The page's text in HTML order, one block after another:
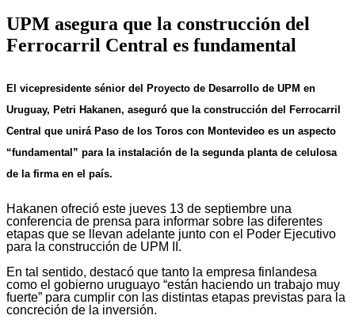
UPM asegura que la construcción del
Ferrocarril Central es fundamental
El vicepresidente sénior del Proyecto de Desarrollo de UPM en
Uruguay, Petri Hakanen, aseguró que la construcción del Ferrocarril
Central que unirá Paso de los Toros con Montevideo es un aspecto
“fundamental” para la instalación de la segunda planta de celulosa
de la firma en el país.
Hakanen ofreció este jueves 13 de septiembre una
conferencia de prensa para informar sobre las diferentes
etapas que se llevan adelante junto con el Poder Ejecutivo
para la construcción de UPM II.
En tal sentido, destacó que tanto la empresa finlandesa
como el gobierno uruguayo “están haciendo un trabajo muy
fuerte” para cumplir con las distintas etapas previstas para la
concreción de la inversión.